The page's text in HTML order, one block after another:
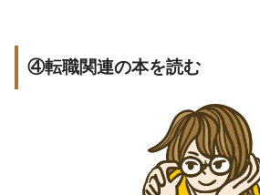
④転職関連の本を読む